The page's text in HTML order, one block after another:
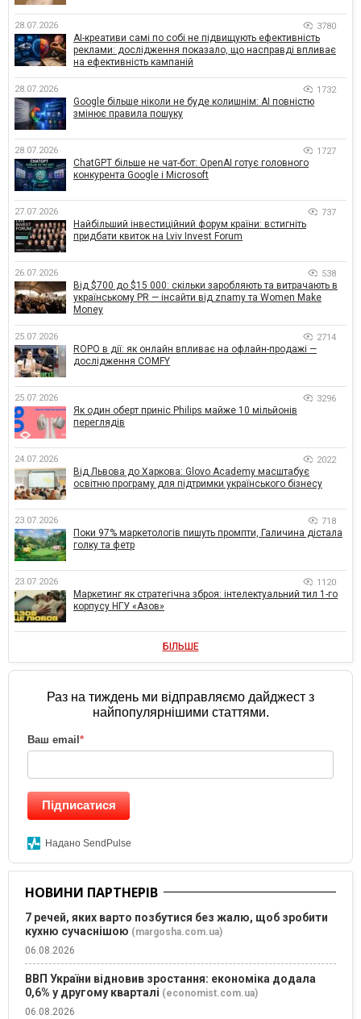
28.07.2026 3780
AI-креативи самі по собі не підвищують ефективність
реклами: дослідження показало, що насправді впливає
на ефективність кампаній
28.07.2026 1732
Google більше ніколи не буде колишнім: AI повністю
змінює правила пошуку
28.07.2026 1727
ChatGPT більше не чат-бот: OpenAI готує головного
конкурента Google і Microsoft
27.07.2026 737
Найбільший інвестиційний форум країни: встигніть
придбати квиток на Lviv Invest Forum
26.07.2026 538
Від $700 до $15 000: скільки заробляють та витрачають в
українському PR — інсайти від znamy та Women Make
Money
25.07.2026 2714
ROPO в дії: як онлайн впливає на офлайн-продажі —
дослідження COMFY
25.07.2026 3296
Як один оберт приніс Philips майже 10 мільйонів
переглядів
24.07.2026 2022
Від Львова до Харкова: Glovo Academy масштабує
освітню програму для підтримки українського бізнесу
23.07.2026 718
Поки 97% маркетологів пишуть промпти, Галичина дістала
голку та фетр
23.07.2026 1120
Маркетинг як стратегічна зброя: інтелектуальний тил 1-го
корпусу НГУ «Азов»
БІЛЬШЕ
Раз на тиждень ми відправляємо дайджест з
найпопулярнішими статтями.
Ваш email *
Підписатися
Надано SendPulse
НОВИНИ ПАРТНЕРІВ
7 речей, яких варто позбутися без жалю, щоб зробити
кухню сучаснішою (margosha.com.ua)
06.08.2026
ВВП України відновив зростання: економіка додала
0,6% у другому кварталі (economist.com.ua)
06.08.2026